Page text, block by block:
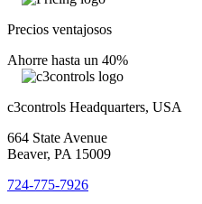
Precios ventajosos
Ahorre hasta un 40%
c3controls Headquarters, USA
664 State Avenue
Beaver, PA 15009
724-775-7926